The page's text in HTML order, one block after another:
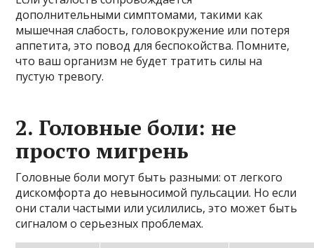
дополнительными симптомами, такими как
мышечная слабость, головокружение или потеря
аппетита, это повод для беспокойства. Помните,
что ваш организм не будет тратить силы на
пустую тревогу.
2. Головные боли: не
просто мигрень
Головные боли могут быть разными: от легкого
дискомфорта до невыносимой пульсации. Но если
они стали частыми или усилились, это может быть
сигналом о серьезных проблемах.